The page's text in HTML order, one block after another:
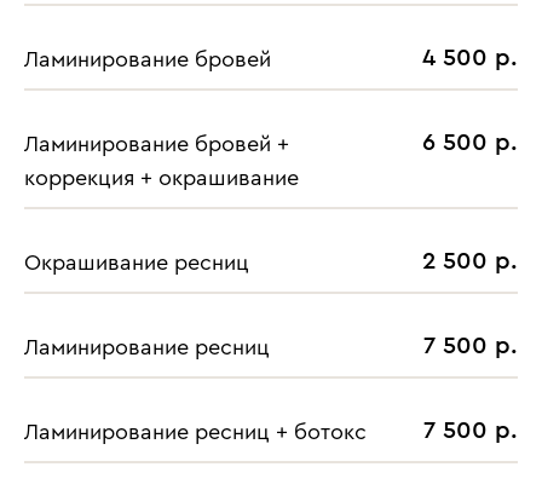
Ламинирование бровей 4 500 р.
Ламинирование бровей +
коррекция + окрашивание
6 500 р.
Окрашивание ресниц 2 500 р.
Ламинирование ресниц 7 500 р.
Ламинирование ресниц + ботокс 7 500 р.